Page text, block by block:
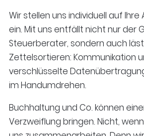
Wir stellen uns individuell auf
ein. Mit uns entfällt nicht nur der
Steuerberater, sondern auch
Zettelsortieren: Kommunikation
verschlüsselte
im Handumdrehen.
Buchhaltung und Co. können
Verzweiflung bringen. Nicht,